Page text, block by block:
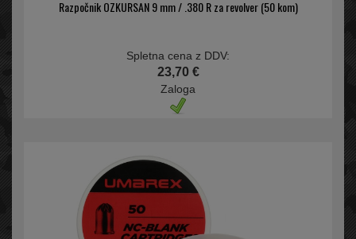
Razpočnik OZKURSAN 9 mm / .380 R za revolver (50 kom)
Spletna cena z DDV:
23,70 €
Zaloga